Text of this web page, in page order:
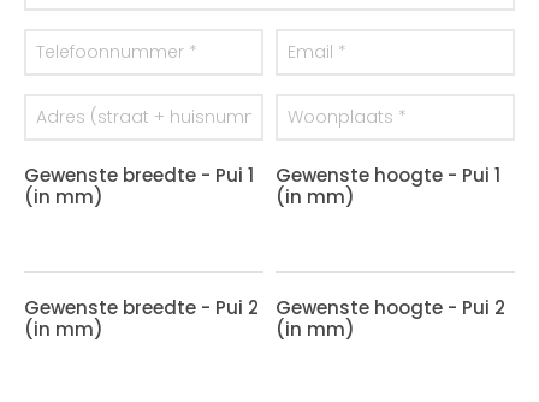
Gewenste breedte - Pui 1
(in mm)
Gewenste hoogte - Pui 1
(in mm)
Gewenste breedte - Pui 2
(in mm)
Gewenste hoogte - Pui 2
(in mm)